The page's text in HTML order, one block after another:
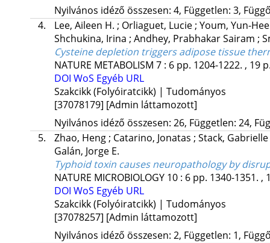
Nyilvános idéző összesen: 4, Független: 3,
4.
Lee, Aileen H. ; Orliaguet, Lucie; Youm, Yun-
Shchukina, Irina ; Andhey, Prabhakar Sairam ;
Cysteine depletion triggers adipose tissue
NATURE METABOLISM 7: 6 pp. 1204-1222. , 19
DOI WoS Egyéb URL
Szakcikk (Folyóiratcikk) | Tudományos
[37078179] [Admin láttamozott]
Nyilvános idéző összesen: 26, Független: 24,
5.
Zhao, Heng; Catarino, Jonatas ; Stack, Gabrielle
Galán, Jorge E.
Typhoid toxin causes neuropathology by
NATURE MICROBIOLOGY 10: 6 pp. 1340-1351. ,
DOI WoS Egyéb URL
Szakcikk (Folyóiratcikk) | Tudományos
[37078257] [Admin láttamozott]
Nyilvános idéző összesen: 2, Független: 1,